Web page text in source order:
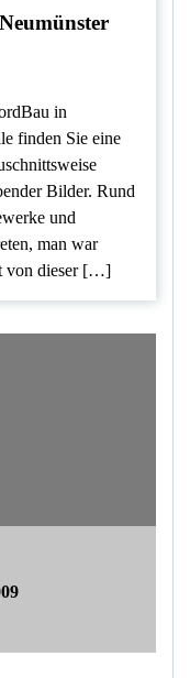
in
finden Sie eine
Bilder. Rund
und
man war
von dieser […]